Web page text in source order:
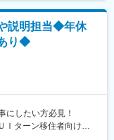
それぞれ一人配属され
グループ
験・知見をお持ちの方
クロ波/高周波/真
ラフィー/無機材料/セ
ーション
ロセスに使われる装置
構造を正確に作りたい
セスにおけるエッチン
性があります。月給(月
説明担当◆年休
り◆
したい方必見！
Ｉターン移住者向け家